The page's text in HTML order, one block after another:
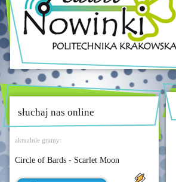
słuchaj nas online
aktualnie gramy:
Circle of Bards - Scarlet Moon